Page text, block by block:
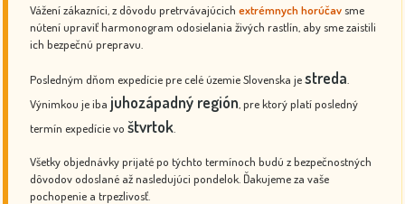
Vážení zákazníci, z dôvodu pretrvávajúcich extrémnych horúčav sme
nútení upraviť harmonogram odosielania živých rastlín, aby sme zaistili
ich bezpečnú prepravu.
Posledným dňom expedície pre celé územie Slovenska jestreda
Výnimkou je iba juhozápadný región , pre ktorý platí posledný
termín expedície vo štvrtok
Všetky objednávky prijaté po týchto termínoch budú z bezpečnostných
dôvodov odoslané až nasledujúci pondelok. Ďakujeme za vaše
pochopenie a trpezlivosť.